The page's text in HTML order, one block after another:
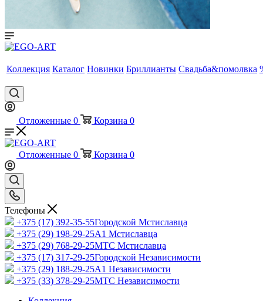
Коллекция Каталог Новинки Бриллианты Свадьба&помолвка
Отложенные 0 Корзина 0
Отложенные 0 Корзина 0
Телефоны
+375 (17) 392-35-55Городской Мстиславца
+375 (29) 198-29-25A1 Мстиславца
+375 (29) 768-29-25МТС Мстиславца
+375 (17) 317-29-25Городской Независимости
+375 (29) 188-29-25A1 Независимости
+375 (33) 378-29-25МТС Независимости